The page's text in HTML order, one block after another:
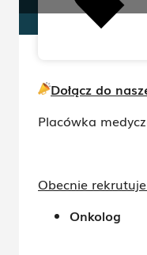
Dołącz do
Placówka
Obecnie
Onkolog